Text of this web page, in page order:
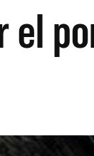
el